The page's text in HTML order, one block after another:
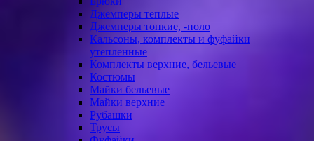
Джемперы теплые
Джемперы тонкие, -поло
Кальсоны, комплекты и фуфайки
утепленные
Комплекты верхние, бельевые
Костюмы
Майки бельевые
Майки верхние
Рубашки
Трусы